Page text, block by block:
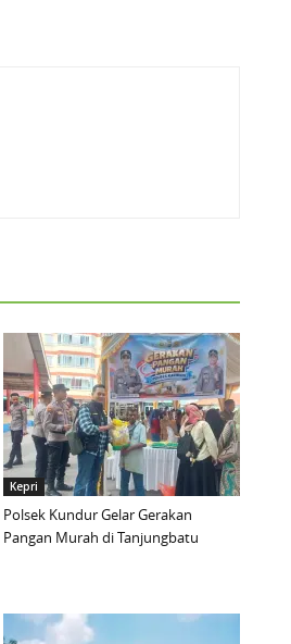
Kepri
Polsek Kundur Gelar Gerakan
Pangan Murah di Tanjungbatu